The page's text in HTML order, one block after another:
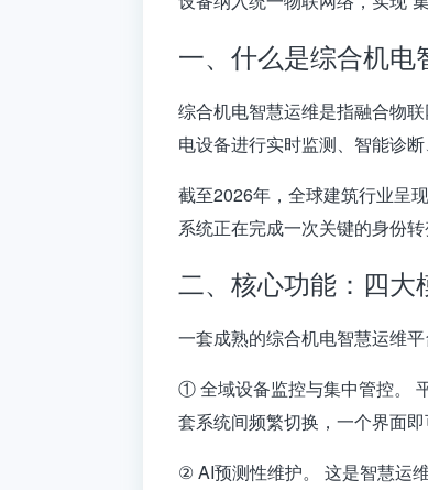
一、什么是综合机电
综合机电智慧运维是指融合物
电设备进行实时监测、智能诊
截至2026年，全球建筑行业呈
系统正在完成一次关键的身份
二、核心功能：四大
一套成熟的综合机电智慧运维
① 全域设备监控与集中管控。
套系统间频繁切换，一个界面
② AI预测性维护。
这是智慧运